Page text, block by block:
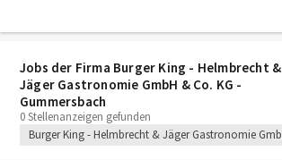
Jobs der Firma Burger King - Helmbrecht &
Jäger Gastronomie GmbH & Co. KG -
Gummersbach
0 Stellenanzeigen gefunden